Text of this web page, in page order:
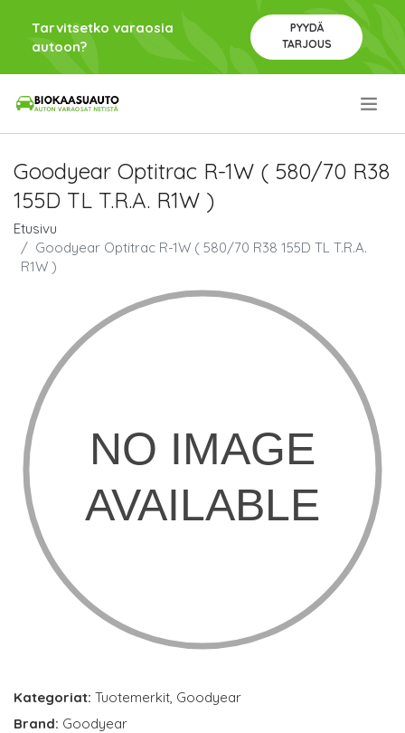
Tarvitsetko varaosia
autoon?
PYYDÄ
TARJOUS
Goodyear Optitrac R-1W ( 580/70 R38
155D TL T.R.A. R1W )
Etusivu
Goodyear Optitrac R-1W ( 580/70 R38 155D TL T.R.A.
R1W )
Kategoriat: Tuotemerkit, Goodyear
Brand: Goodyear